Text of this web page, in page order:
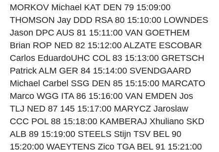
MORKOV Michael KAT DEN 79 15:09:00
THOMSON Jay DDD RSA 80 15:10:00 LOWNDES
Jason DPC AUS 81 15:11:00 VAN GOETHEM
Brian ROP NED 82 15:12:00 ALZATE ESCOBAR
Carlos EduardoUHC COL 83 15:13:00 GRETSCH
Patrick ALM GER 84 15:14:00 SVENDGAARD
Michael Carbel SSG DEN 85 15:15:00 MARCATO
Marco WGG ITA 86 15:16:00 VAN EMDEN Jos
TLJ NED 87 145 15:17:00 MARYCZ Jaroslaw
CCC POL 88 15:18:00 KAMBERAJ Xhuliano SKD
ALB 89 15:19:00 STEELS Stijn TSV BEL 90
15:20:00 WAEYTENS Zico TGA BEL 91 15:21:00